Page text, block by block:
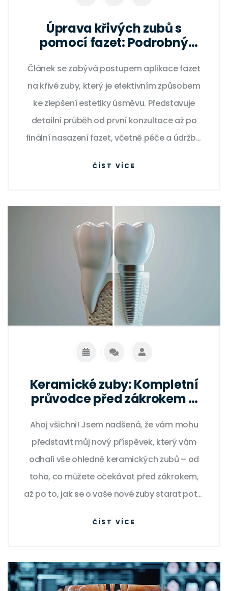
Úprava křivých zubů s
pomocí fazet: Podrobný
Článek se zabývá postupem aplikace fazet
na křivé zuby, který je efektivním způsobem
ke zlepšení estetiky úsměvu. Představuje
detailní průběh od první konzultace až po
finální nasazení fazet, včetně péče a údržby.
kosmetické úpravy zubů.
ČÍST VÍCE
Keramické zuby: Kompletní
průvodce před zákrokem a
Ahoj všichni! Jsem nadšená, že vám mohu
představit můj nový příspěvek, který vám
odhalí vše ohledně keramických zubů – od
toho, co můžete očekávat před zákrokem,
až po to, jak se o vaše nové zuby starat poté.
úsměvu byla hladká a bez obav. Přináším
vám také fotografie před a po zákroku,
ČÍST VÍCE